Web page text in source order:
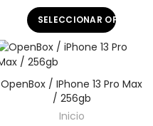
SELECCIONAR OPCIONES
OpenBox / IPhone 13 Pro Max
/ 256gb
Inicio